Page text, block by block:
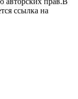
ссылка на